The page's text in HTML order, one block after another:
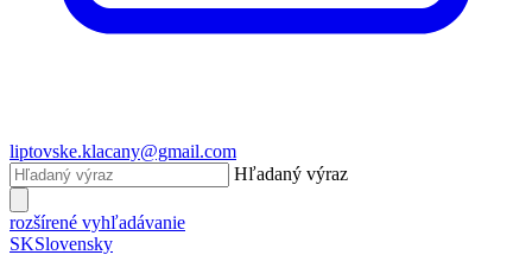
liptovske.klacany@gmail.com
Hľadaný výraz
rozšírené vyhľadávanie
SKSlovensky